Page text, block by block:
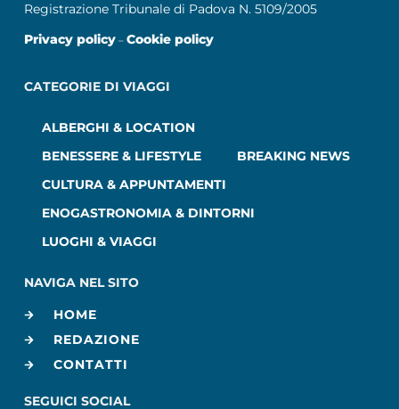
Registrazione Tribunale di Padova N. 5109/2005
Privacy policy– Cookie policy
CATEGORIE DI VIAGGI
ALBERGHI & LOCATION
BENESSERE & LIFESTYLE
BREAKING NEWS
CULTURA & APPUNTAMENTI
ENOGASTRONOMIA & DINTORNI
LUOGHI & VIAGGI
NAVIGA NEL SITO
HOME
REDAZIONE
CONTATTI
SEGUICI SOCIAL